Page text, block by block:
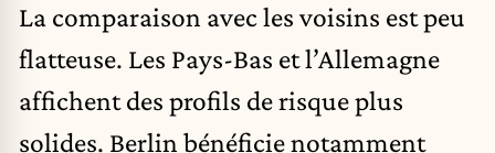
La comparaison avec les voisins est peu
flatteuse. Les Pays-Bas et l’Allemagne
affichent des profils de risque plus
solides. Berlin bénéficie notamment